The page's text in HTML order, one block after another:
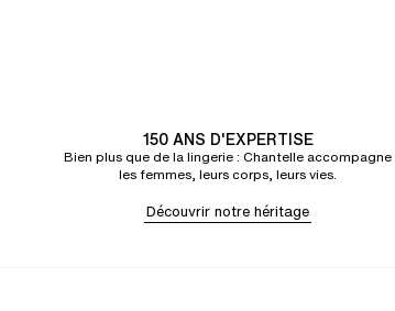
150 ANS D'EXPERTISE
Bien plus que de la lingerie : Chantelle accompagne
les femmes, leurs corps, leurs vies.
Découvrir notre héritage